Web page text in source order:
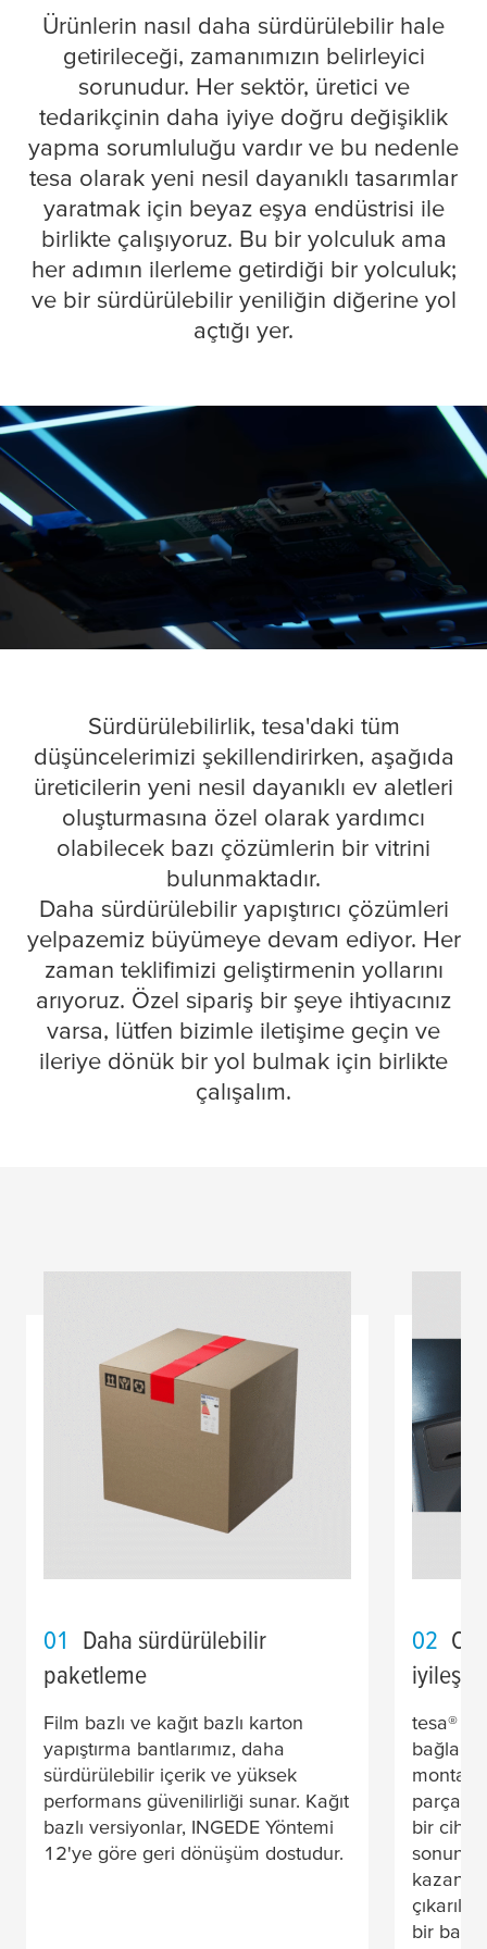
Ürünlerin nasıl daha sürdürülebilir hale
getirileceği, zamanımızın belirleyici
sorunudur. Her sektör, üretici ve
tedarikçinin daha iyiye doğru değişiklik
yapma sorumluluğu vardır ve bu nedenle
tesa olarak yeni nesil dayanıklı tasarımlar
yaratmak için beyaz eşya endüstrisi ile
birlikte çalışıyoruz. Bu bir yolculuk ama
her adımın ilerleme getirdiği bir yolculuk;
ve bir sürdürülebilir yeniliğin diğerine yol
açtığı yer.
Sürdürülebilirlik, tesa'daki tüm
düşüncelerimizi şekillendirirken, aşağıda
üreticilerin yeni nesil dayanıklı ev aletleri
oluşturmasına özel olarak yardımcı
olabilecek bazı çözümlerin bir vitrini
bulunmaktadır.
Daha sürdürülebilir yapıştırıcı çözümleri
yelpazemiz büyümeye devam ediyor. Her
zaman teklifimizi geliştirmenin yollarını
arıyoruz. Özel sipariş bir şeye ihtiyacınız
varsa, lütfen bizimle iletişime geçin ve
ileriye dönük bir yol bulmak için birlikte
çalışalım.
01
Daha sürdürülebilir
paketleme
Film bazlı ve kağıt bazlı karton
yapıştırma bantlarımız, daha
sürdürülebilir içerik ve yüksek
performans güvenilirliği sunar. Kağıt
bazlı versiyonlar, INGEDE Yöntemi
12'ye göre geri dönüşüm dostudur.
02
tesa®
montaj
bir
bir bant